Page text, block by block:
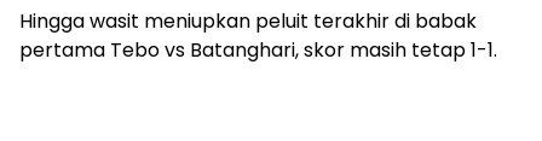
Hingga wasit meniupkan peluit terakhir di babak
pertama Tebo vs Batanghari, skor masih tetap 1-1.